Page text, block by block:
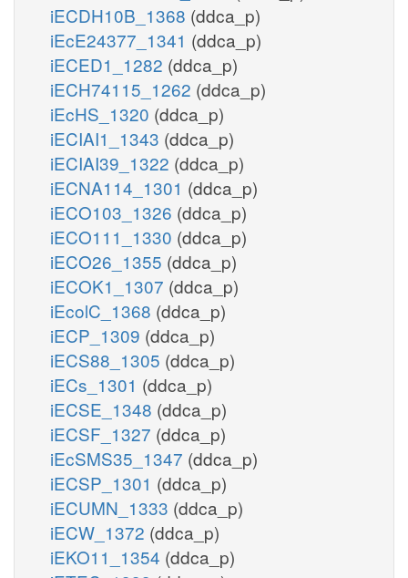
iECDH10B_1368 (ddca_p)
iEcE24377_1341 (ddca_p)
iECED1_1282 (ddca_p)
iECH74115_1262 (ddca_p)
iEcHS_1320 (ddca_p)
iECIAI1_1343 (ddca_p)
iECIAI39_1322 (ddca_p)
iECNA114_1301 (ddca_p)
iECO103_1326 (ddca_p)
iECO111_1330 (ddca_p)
iECO26_1355 (ddca_p)
iECOK1_1307 (ddca_p)
iEcolC_1368 (ddca_p)
iECP_1309 (ddca_p)
iECS88_1305 (ddca_p)
iECs_1301 (ddca_p)
iECSE_1348 (ddca_p)
iECSF_1327 (ddca_p)
iEcSMS35_1347 (ddca_p)
iECSP_1301 (ddca_p)
iECUMN_1333 (ddca_p)
iECW_1372 (ddca_p)
iEKO11_1354 (ddca_p)